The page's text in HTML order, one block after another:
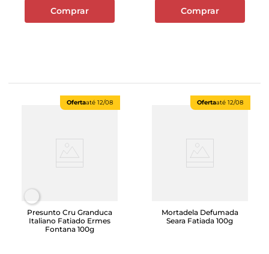
Comprar Comprar
Ofertaaté 12/08
Presunto Cru Granduca
Italiano Fatiado Ermes
Fontana 100g
Ofertaaté 12/08
Mortadela Defumada
Seara Fatiada 100g